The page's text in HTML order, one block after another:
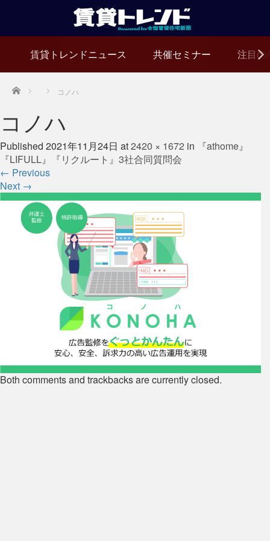
賃貸トレンドニュース 共催セミナー 注目の
Home コノハ
コノハ
Published 2021年11月24日 at2420 × 1672 in
『athome』
『LIFULL』『リクルート』3社合同質問会
← Previous
Next →
Both comments and trackbacks are currently closed.